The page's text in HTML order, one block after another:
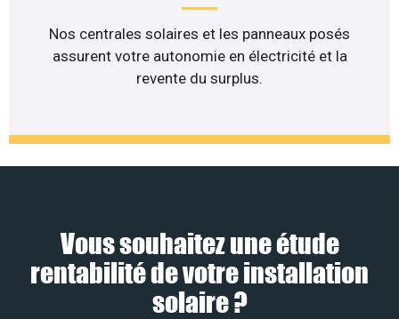
Nos centrales solaires et les panneaux posés
assurent votre autonomie en électricité et la
revente du surplus.
Vous souhaitez une étude
rentabilité de votre installation
solaire ?